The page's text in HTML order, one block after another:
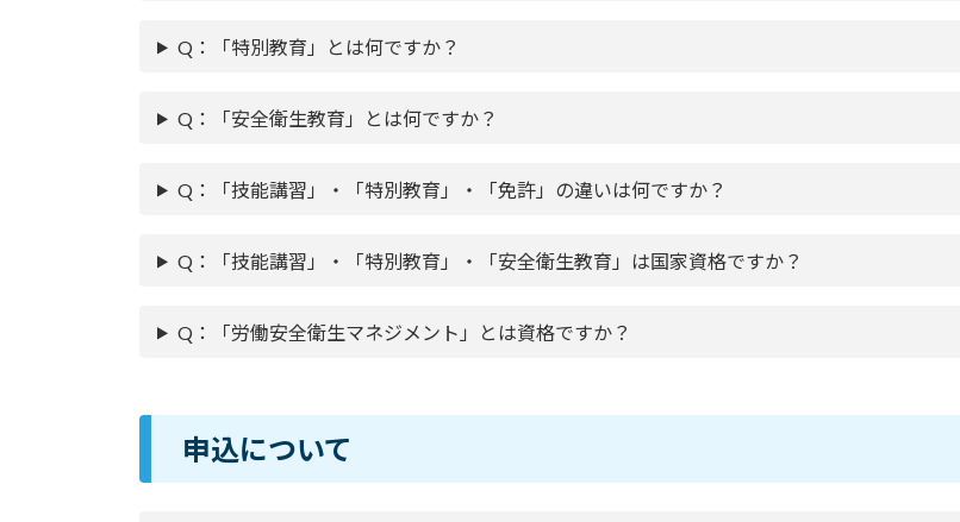
Q：「特別教育」とは何ですか？
Q：「安全衛生教育」とは何ですか？
Q：「技能講習」・「特別教育」・「免許」の違いは何ですか？
Q：「技能講習」・「特別教育」・「安全衛生教育」は国家資格ですか？
Q：「労働安全衛生マネジメント」とは資格ですか？
申込について